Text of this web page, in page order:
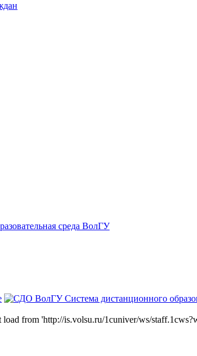
среда ВолГУ
Система дистанционного
from 'http://is.volsu.ru/1cuniver/ws/